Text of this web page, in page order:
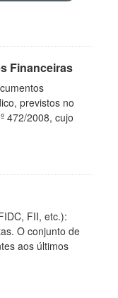
Financeiras
previstos no
472/2008, cujo
FII, etc.):
O conjunto de
aos últimos